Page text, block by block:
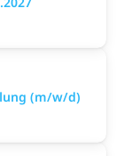
(m/w/d)